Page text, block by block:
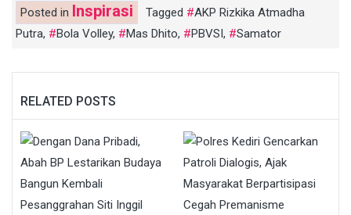
Posted in Inspirasi Tagged
AKP Rizkika Atmadha
Putra, Bola Volley, Mas Dhito, PBVSI, Samator
RELATED POSTS